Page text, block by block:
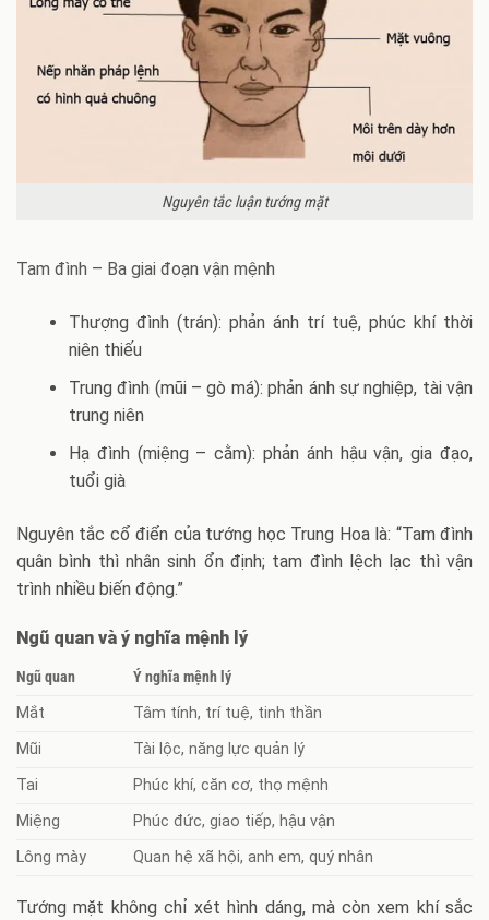
Nguyên tắc luận tướng mặt
Tam đình – Ba giai đoạn vận mệnh
Thượng đình (trán): phản ánh trí tuệ, phúc khí thời
niên thiếu
Trung đình (mũi – gò má): phản ánh sự nghiệp, tài vận
trung niên
Hạ đình (miệng – cằm): phản ánh hậu vận, gia đạo,
tuổi già
Nguyên tắc cổ điển của tướng học Trung Hoa là: “Tam đình
quân bình thì nhân sinh ổn định; tam đình lệch lạc thì vận
trình nhiều biến động.”
Ngũ quan và ý nghĩa mệnh lý
Ngũ quan
Ý nghĩa mệnh lý
Mắt
Tâm tính, trí tuệ, tinh thần
Mũi
Tài lộc, năng lực quản lý
Tai
Phúc khí, căn cơ, thọ mệnh
Miệng
Phúc đức, giao tiếp, hậu vận
Lông mày
Quan hệ xã hội, anh em, quý nhân
Tướng mặt không chỉ xét hình dáng, mà còn xem khí sắc